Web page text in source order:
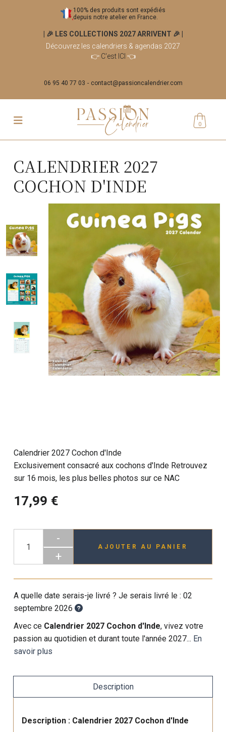
100% des produits sont expédiés
depuis notre atelier en France.
| 🎉 LES COLLECTIONS 2027 ARRIVENT 🎉
Découvrez les calendriers & agendas 2027
👉 C'est ICI 👈
06 95 40 77 03 contact@passioncalendrier.com
0
CALENDRIER 2027
COCHON D'INDE
Calendrier 2027 Cochon d'Inde
Exclusivement consacré aux cochons d'Inde Retrouvez
sur 16 mois, les plus belles photos sur ce NAC
17,99 €
-
+
AJOUTER AU PANIER
A quelle date serais-je livré ? Je serais livré le :02
septembre 2026
Avec ce Calendrier 2027 Cochon d'Inde, vivez votre
passion au quotidien et durant toute l'année 2027... En
savoir plus
Description
Description : Calendrier 2027 Cochon d'Inde